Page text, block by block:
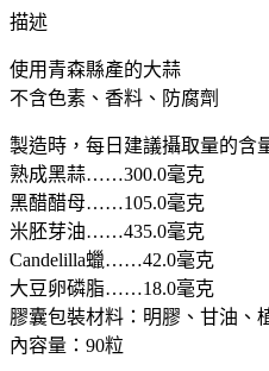
小
製
藥
蒜
黑
醋
大
蒜
精
華
清
描述
使用青森縣產的大蒜
不含色素、香料、防腐劑
製造時，每日建議攝取量的含
熟成黑蒜……300.0毫克
黑醋醋母……105.0毫克
米胚芽油……435.0毫克
Candelilla蠟……42.0毫克
大豆卵磷脂……18.0毫克
膠囊包裝材料：明膠、甘油、
內容量：90粒